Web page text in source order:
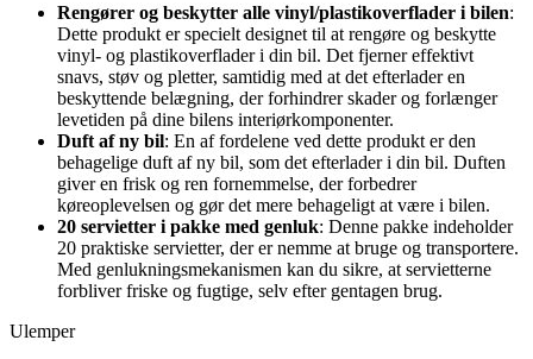
Rengører og beskytter alle vinyl/plastikoverflader i bilen:
Dette produkt er specielt designet til at rengøre og beskytte
vinyl- og plastikoverflader i din bil. Det fjerner effektivt
snavs, støv og pletter, samtidig med at det efterlader en
beskyttende belægning, der forhindrer skader og forlænger
levetiden på dine bilens interiørkomponenter.
Duft af ny bil: En af fordelene ved dette produkt er den
behagelige duft af ny bil, som det efterlader i din bil. Duften
giver en frisk og ren fornemmelse, der forbedrer
køreoplevelsen og gør det mere behageligt at være i bilen.
20 servietter i pakke med genluk: Denne pakke indeholder
20 praktiske servietter, der er nemme at bruge og transportere.
Med genlukningsmekanismen kan du sikre, at servietterne
forbliver friske og fugtige, selv efter gentagen brug.
Ulemper